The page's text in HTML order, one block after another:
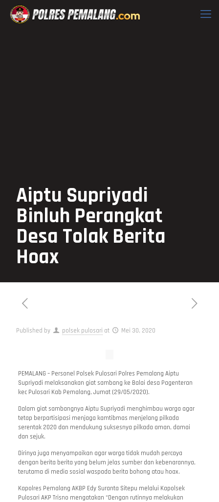
Aiptu Supriyadi
Binluh Perangkat
Desa Tolak Berita
Hoax
Published by polsek pulosari at Mei 30, 2020
PEMALANG – Personel Polsek Pulosari Polres Pemalang Aiptu
Supriyadi melaksanakan giat sambang ke Balai desa Pagenteran
kec Pulosari Kab Pemalang, Jumat (29/05/2020).
Dalam giat sambangnya Aiptu Supriyadi menghimbau warga agar
tetap berpartisipasi menjaga kamtibmas menjelang pilkada
serentak 2020 dan mendukung suksesnya pilkada aman, damai
dan sejuk.
Dirinya juga menyampaikan agar warga tidak mudah percaya
dengan berita berita yang belum jelas sumber dan kebenarannya,
terutama di media sosial waspada berita bohong atau hoax.
Kapolres Pemalang AKBP Edy Suranta Sitepu melalui Kapolsek
Pulosari AKP Trisno mengatakan “Dengan rutinnya melakukan